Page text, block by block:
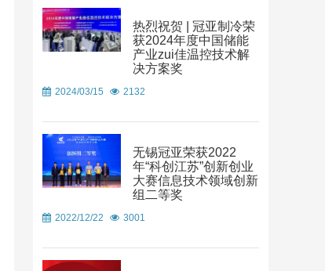
热烈祝贺 | 冠亚制冷荣
获2024年度中国储能
产业zui佳温控技术解
决方案奖
2024/03/15 2132
无锡冠亚荣获2022
年“科创江苏”创新创业
大赛信息技术领域创新
组二等奖
2022/12/22 3001